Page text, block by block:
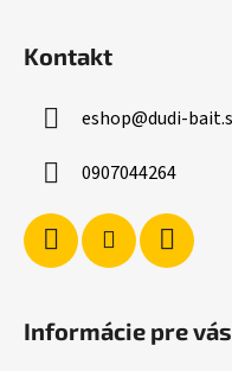
Kontakt
eshop@dudi-
0907044264
Informácie pre vás